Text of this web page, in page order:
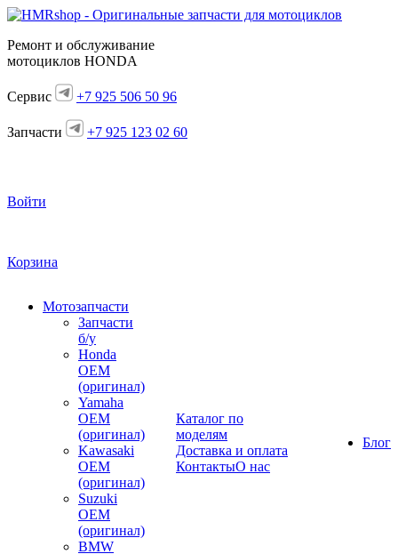
Ремонт и обслуживание
мотоциклов HONDA
Сервис +7 925 506 50 96
Запчасти +7 925 123 02 60
Войти
Корзина
Мотозапчасти
Запчасти
б/у
Honda
OEM
(оригинал)
Yamaha
OEM
(оригинал)
Kawasaki
OEM
(оригинал)
Suzuki
OEM
(оригинал)
BMW
Каталог по
моделям
Доставка и оплата
КонтактыО нас
Блог